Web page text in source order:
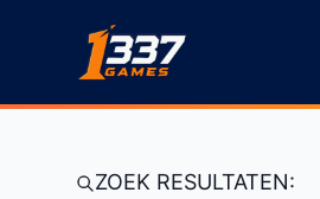
ZOEK RESULTATEN: